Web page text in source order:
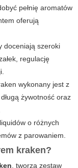
pełnię aromatów
oferują
doceniają szeroki
regulację
wykonany jest z
żywotność oraz
o różnych
z parowaniem.
kraken?
, tworzą zestaw